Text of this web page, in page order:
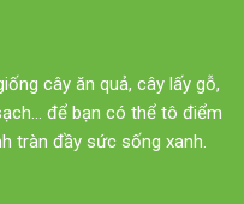
cây ăn quả, cây lấy gỗ,
để bạn có thể tô điểm
tràn đầy sức sống xanh.